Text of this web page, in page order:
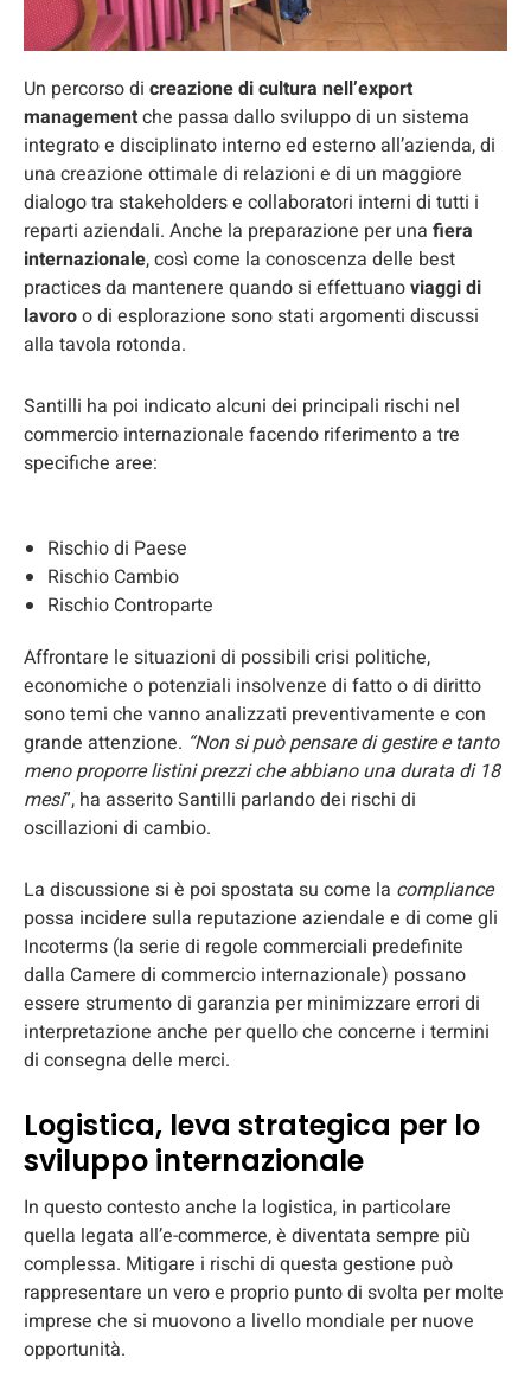
Un percorso di creazione di cultura nell’export
managementche passa dallo sviluppo di un sistema
integrato e disciplinato interno ed esterno all’azienda, di
una creazione ottimale di relazioni e di un maggiore
dialogo tra stakeholders e collaboratori interni di tutti i
reparti aziendali. Anche la preparazione per una fiera
internazionale, così come la conoscenza delle best
practices da mantenere quando si effettuanoviaggi di
lavoroo di esplorazione sono stati argomenti discussi
alla tavola rotonda.
Santilli ha poi indicato alcuni dei principali rischi nel
commercio internazionale facendo riferimento a tre
specifiche aree:
Rischio di Paese
Rischio Cambio
Rischio Controparte
Affrontare le situazioni di possibili crisi politiche,
economiche o potenziali insolvenze di fatto o di diritto
sono temi che vanno analizzati preventivamente e con
grande attenzione. “Non si può pensare di gestire e tanto
meno proporre listini prezzi che abbiano una durata di 18
mesi”, ha asserito Santilli parlando dei rischi di
oscillazioni di cambio.
La discussione si è poi spostata su come la compliance
possa incidere sulla reputazione aziendale e di come gli
Incoterms (la serie di regole commerciali predefinite
dalla Camere di commercio internazionale) possano
essere strumento di garanzia per minimizzare errori di
interpretazione anche per quello che concerne i termini
di consegna delle merci.
Logistica, leva strategica per lo
sviluppo internazionale
In questo contesto anche la logistica, in particolare
quella legata all’e-commerce, è diventata sempre più
complessa. Mitigare i rischi di questa gestione può
rappresentare un vero e proprio punto di svolta per molte
imprese che si muovono a livello mondiale per nuove
opportunità.